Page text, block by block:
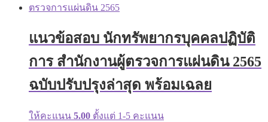
แนวข้อสอบ นักทรัพยากรบุคคลปฏิบัติ
การ สำนักงานผู้ตรวจการแผ่นดิน 2565
ฉบับปรับปรุงล่าสุด พร้อมเฉลย
ให้คะแนน 5.00 ตั้งแต่ 1-5 คะแนน